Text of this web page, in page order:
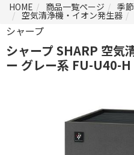
HOME
商品一覧ページ 季
空気清浄機・イオン発生器
シャープ
シャープ SHARP 空気
ー グレー系 FU-U40-H